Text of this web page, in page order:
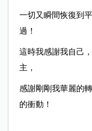
一切又瞬間恢復到
過！
這時我感謝我自己
主，
感謝剛剛我華麗的
的衝動！